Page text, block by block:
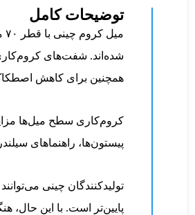
توضیحات کامل
شده‌اند. شفت‌های کروم‌کاری
همچنین برای کاهش
کروم‌کاری سطح میل‌ها
پیستون‌ها، راهنماهای
تولیدکنندگان چینی
پایین‌تر است. با این حال،